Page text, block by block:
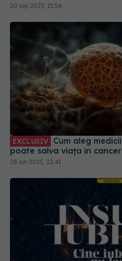
20 sep 2025, 21:56
EXCLUSIV
poate salva viața în cancer
28 iun 2025, 22:41